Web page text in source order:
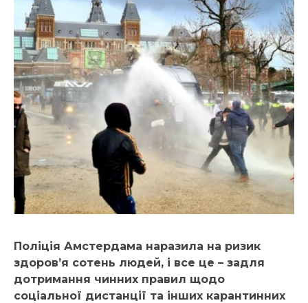
Поліція Амстердама наразила на ризик
здоров’я сотень людей, і все це – задля
дотримання чинних правил щодо
соціальної дистанції та інших карантинних